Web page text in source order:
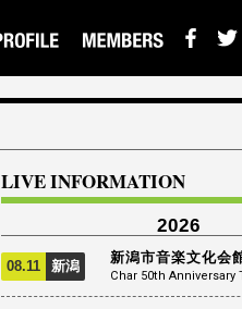
LIVE INFORMATION
2026
08.11 新潟 新潟市音楽文化会
Char 50th Anniversary